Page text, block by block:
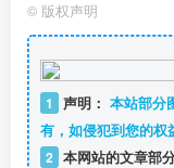
© 版权声明
1 声明： 本站部分
有，如侵犯到您的权
2 本网站的文章部